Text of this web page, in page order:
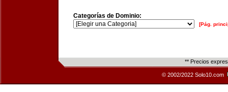
Categorías de Dominio:
[Pág.
** Precios
© 2002/2022 Solo10.com